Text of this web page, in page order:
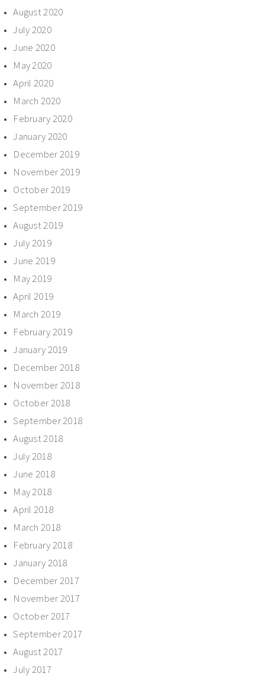
August 2020
July 2020
June 2020
May 2020
April 2020
March 2020
February 2020
January 2020
December 2019
November 2019
October 2019
September 2019
August 2019
July 2019
June 2019
May 2019
April 2019
March 2019
February 2019
January 2019
December 2018
November 2018
October 2018
September 2018
August 2018
July 2018
June 2018
May 2018
April 2018
March 2018
February 2018
January 2018
December 2017
November 2017
October 2017
September 2017
August 2017
July 2017